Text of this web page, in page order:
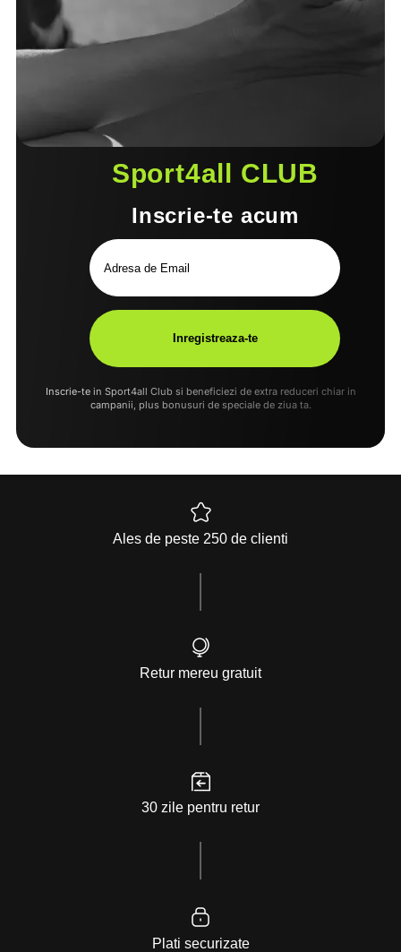
Sport4all CLUB
Inscrie-te acum
Inscrie-te in Sport4all Club si beneficiezi de extra reduceri chiar in
campanii, plus bonusuri de speciale de ziua ta.
Ales de peste 250 de clienti
Retur mereu gratuit
30 zile pentru retur
Plati securizate